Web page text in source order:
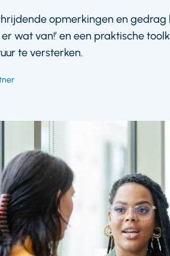
opmerkingen en
wat van!’ en een praktische
te versterken.